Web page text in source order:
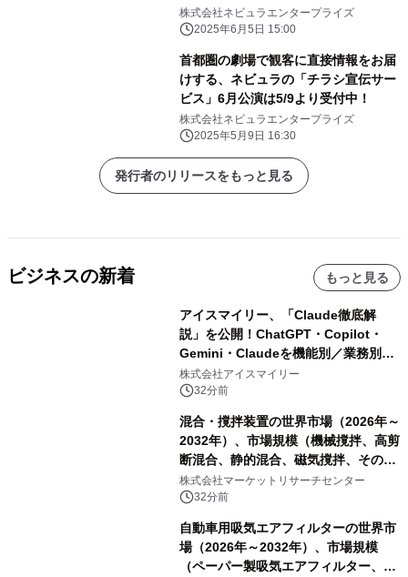
の配布公演をご紹介！
株式会社ネビュラエンタープライズ
2025年6月5日 15:00
首都圏の劇場で観客に直接情報をお届
けする、ネビュラの「チラシ宣伝サー
ビス」6月公演は5/9より受付中！
株式会社ネビュラエンタープライズ
2025年5月9日 16:30
発行者のリリースをもっと見る
ビジネスの新着 もっと見る
アイスマイリー、「Claude徹底解
説」を公開！ChatGPT・Copilot・
Gemini・Claudeを機能別／業務別に
比較―自社に合う生成AIの選び方がわ
かる実践ガイド
株式会社アイスマイリー
32分前
混合・撹拌装置の世界市場（2026年～
2032年）、市場規模（機械撹拌、高剪
断混合、静的混合、磁気撹拌、その
他）・分析レポートを発表
株式会社マーケットリサーチセンター
32分前
自動車用吸気エアフィルターの世界市
場（2026年～2032年）、市場規模
（ペーパー製吸気エアフィルター、ガ